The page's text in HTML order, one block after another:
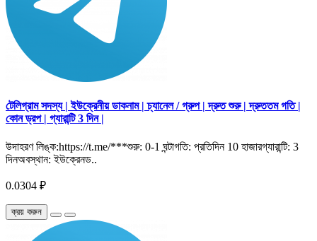
টেলিগ্রাম সদস্য | ইউক্রেনীয় ডাকনাম | চ্যানেল / গ্রুপ | দ্রুত শুরু | দ্রুততম গতি |
কোন ড্রপ | গ্যারান্টি 3 দিন |
উদাহরণ লিঙ্ক:https://t.me/***শুরু: 0-1 ঘন্টাগতি: প্রতিদিন 10 হাজারগ্যারান্টি: 3
দিনঅবস্থান: ইউক্রেনড..
0.0304 ₽
ক্রয় করুন